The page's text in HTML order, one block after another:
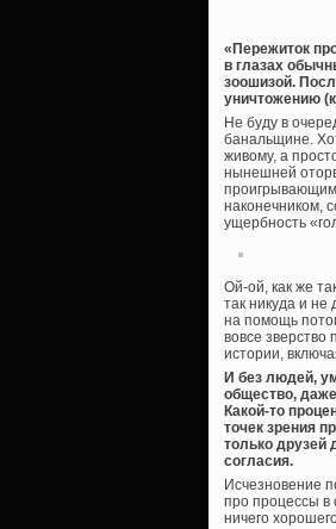
«Пережиток
в глазах
зоошизой.
уничтожению
Не буду в
банальщине.
живому, а
нынешней
проигрывающим
наконечником,
ущербность
Ой-ой, как же
так никуда и не
на помощь
вовсе зверство
истории,
И без людей,
общество,
Какой-то
точек зрения
только друзей
согласия.
Исчезновение
про процессы в
ничего